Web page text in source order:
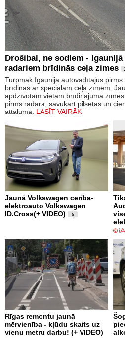
Drošībai, ne sodiem -
radariem brīdinās ceļa zimes
Turpmāk Igaunijā autovadītājus
brīdinās ar speciālām ceļa zīmēm.
apdzīvotām vietām brīdinājuma
pirms radara, savukārt pilsētās un
attālumā. LASĪT VAIRĀK
Jaunā Volkswagen cerība-
elektroauto Volkswagen
ID.Cross(+ VIDEO)
5
Rīgas remontu jaunā
mērvienība - kļūdu skaits uz
vienu metru darbu! (+ VIDEO)